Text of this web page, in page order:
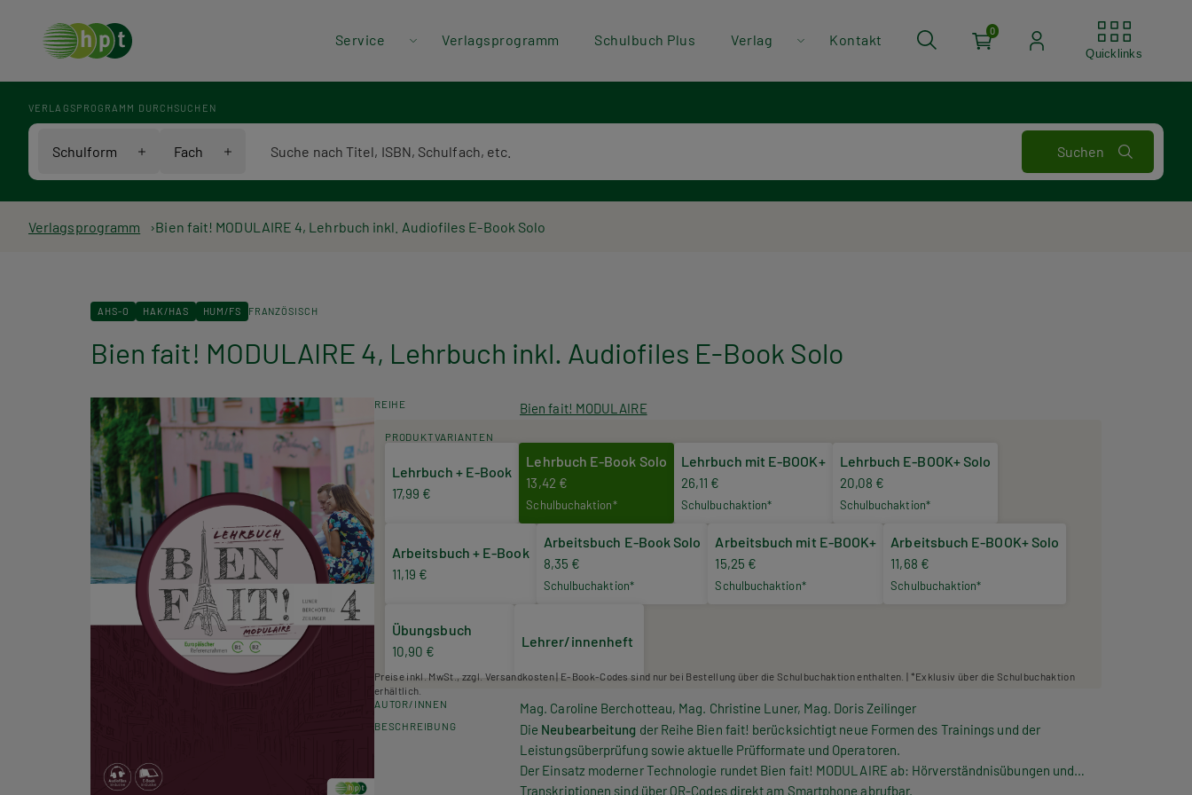
Header
Menü
Service Verlagsprogramm Schulbuch Plus Verlag Kontakt
0
Quicklinks
VERLAGSPROGRAMM DURCHSUCHEN
Schulform Fach
Pfadnavigation
Verlagsprogramm Bien fait! MODULAIRE 4, Lehrbuch inkl. Audiofiles E-Book Solo
AHS-O HAK/HAS HUM/FS FRANZÖSISCH
Bien fait! MODULAIRE 4, Lehrbuch inkl. Audiofiles E-Book Solo
REIHE Bien fait! MODULAIRE
PRODUKTVARIANTEN
Lehrbuch + E-Book
17,99 €
Lehrbuch E-Book Solo
13,42 €
Schulbuchaktion*
Lehrbuch mit E-BOOK+
26,11 €
Schulbuchaktion*
Lehrbuch E-BOOK+ Solo
20,08 €
Schulbuchaktion*
Arbeitsbuch + E-Book
11,19 €
Arbeitsbuch E-Book Solo
8,35 €
Schulbuchaktion*
Arbeitsbuch mit E-BOOK+
15,25 €
Schulbuchaktion*
Arbeitsbuch E-BOOK+ Solo
11,68 €
Schulbuchaktion*
Übungsbuch
10,90 €
Lehrer/innenheft
Preise inkl. MwSt., zzgl. Versandkosten | E-Book-Codes sind nur bei Bestellung über die Schulbuchaktion enthalten. | *Exklusiv über die Schulbuchaktion
erhältlich.
AUTOR/INNEN
Mag. Caroline Berchotteau, Mag. Christine Luner, Mag. Doris Zeilinger
BESCHREIBUNG Die Neubearbeitung der Reihe Bien fait! berücksichtigt neue Formen des Trainings und der
Leistungsüberprüfung sowie aktuelle Prüfformate und Operatoren.
Der Einsatz moderner Technologie rundet Bien fait! MODULAIRE ab: Hörverständnisübungen und
Transkriptionen sind über QR-Codes direkt am Smartphone abrufbar.